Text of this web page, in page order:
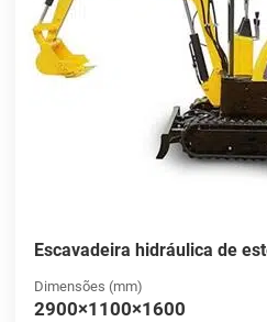
Escavadeira hidráulica de
Dimensões (mm)
2900×1100×1600